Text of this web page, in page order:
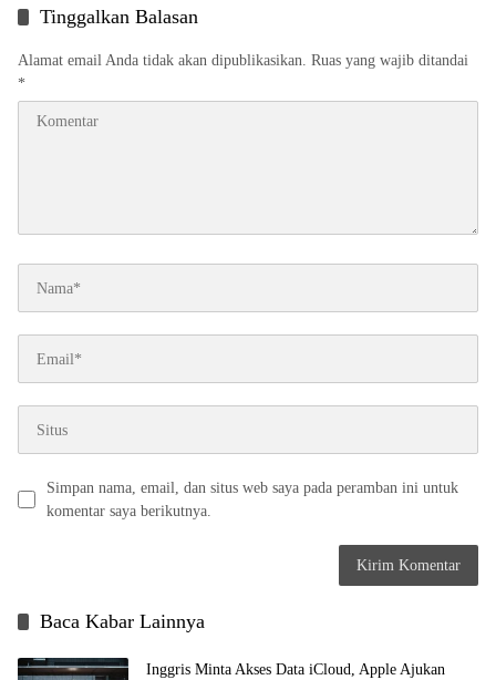
Tinggalkan Balasan
Alamat email Anda tidak akan dipublikasikan. Ruas yang wajib ditandai
*
Simpan nama, email, dan situs web saya pada peramban ini untuk
komentar saya berikutnya.
Baca Kabar Lainnya
Inggris Minta Akses Data iCloud, Apple Ajukan